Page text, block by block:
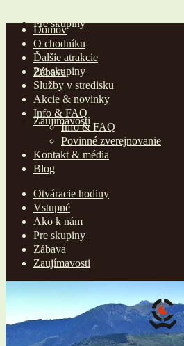
Pre skupiny
Zábava
Zaujímavosti
Domov
O chodníku
Ďalšie atrakcie
Pre skupiny
Služby v stredisku
Akcie & novinky
Info & FAQ
Info & FAQ
Povinné zverejnovanie
Kontakt & média
Blog
Otváracie hodiny
Vstupné
Ako k nám
Pre skupiny
Zábava
Zaujímavosti